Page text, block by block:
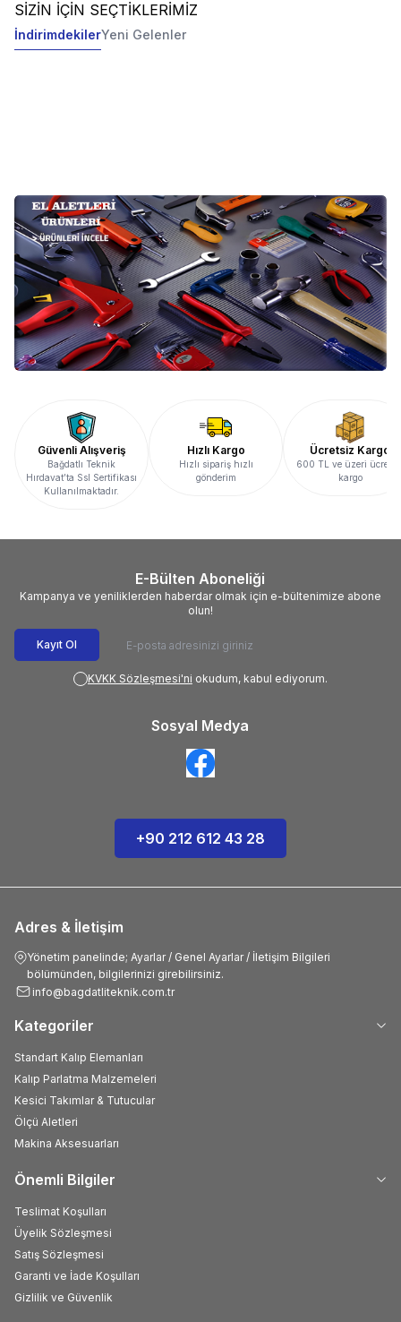
SİZİN İÇİN SEÇTİKLERİMİZ
İndirimdekilerYeni Gelenler
Güvenli Alışveriş
Bağdatlı Teknik
Hırdavat’ta Ssl Sertifikası
Kullanılmaktadır.
Hızlı Kargo
Hızlı sipariş hızlı
gönderim
Ücretsiz Kargo
600 TL ve üzeri
kargo
E-Bülten Aboneliği
Kampanya ve yeniliklerden haberdar olmak için e-bültenimize abone
olun!
Kayıt Ol
KVKK Sözleşmesi'ni okudum, kabul ediyorum.
Sosyal Medya
+90 212 612 43 28
Adres & İletişim
Yönetim panelinde; Ayarlar / Genel Ayarlar / İletişim Bilgileri
bölümünden, bilgilerinizi girebilirsiniz.
info@bagdatliteknik.com.tr
Kategoriler
Standart Kalıp Elemanları
Kalıp Parlatma Malzemeleri
Kesici Takımlar & Tutucular
Ölçü Aletleri
Makina Aksesuarları
Önemli Bilgiler
Teslimat Koşulları
Üyelik Sözleşmesi
Satış Sözleşmesi
Garanti ve İade Koşulları
Gizlilik ve Güvenlik